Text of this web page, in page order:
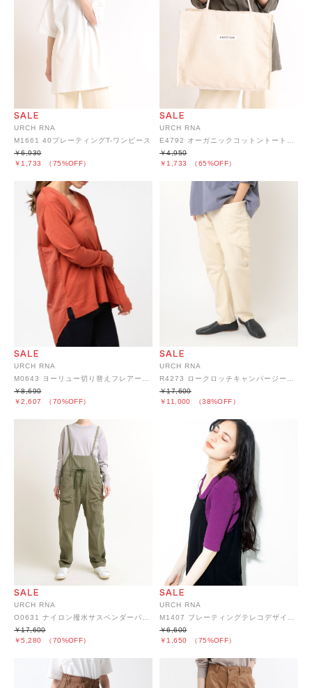
URCH RNA
M1661 40プレーティングT-ワンピース
￥1,733 （75%OFF）
￥6,930
URCH RNA
￥1,733 （65%OFF）
￥4,950
URCH RNA
M0643 ヨーリュー切り替えフレアープルオーバー
￥2,607 （70%OFF）
￥8,690
URCH RNA
R4273 ロークロッチキャンパージーンズ
￥11,000 （38%OFF）
￥17,600
URCH RNA
O0631 ナイロン撥水サスペンダーパンツ
￥5,280 （70%OFF）
￥17,600
URCH RNA
M1407 プレーティングテレコデザインプルオーバー
￥1,650 （75%OFF）
￥6,600